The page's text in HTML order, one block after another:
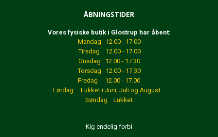
ÅBNINGSTIDER
Vores fysiske butik i Glostrup har åbent:
Mandag 12.00 - 17.00
Tirsdag 12.00 - 17.00
Onsdag 12.00 - 17.30
Torsdag 12.00 - 17.30
Fredag 12.00 - 17.00
Lørdag Lukket i Juni, Juli og August
Søndag Lukket
Kig endelig forbi